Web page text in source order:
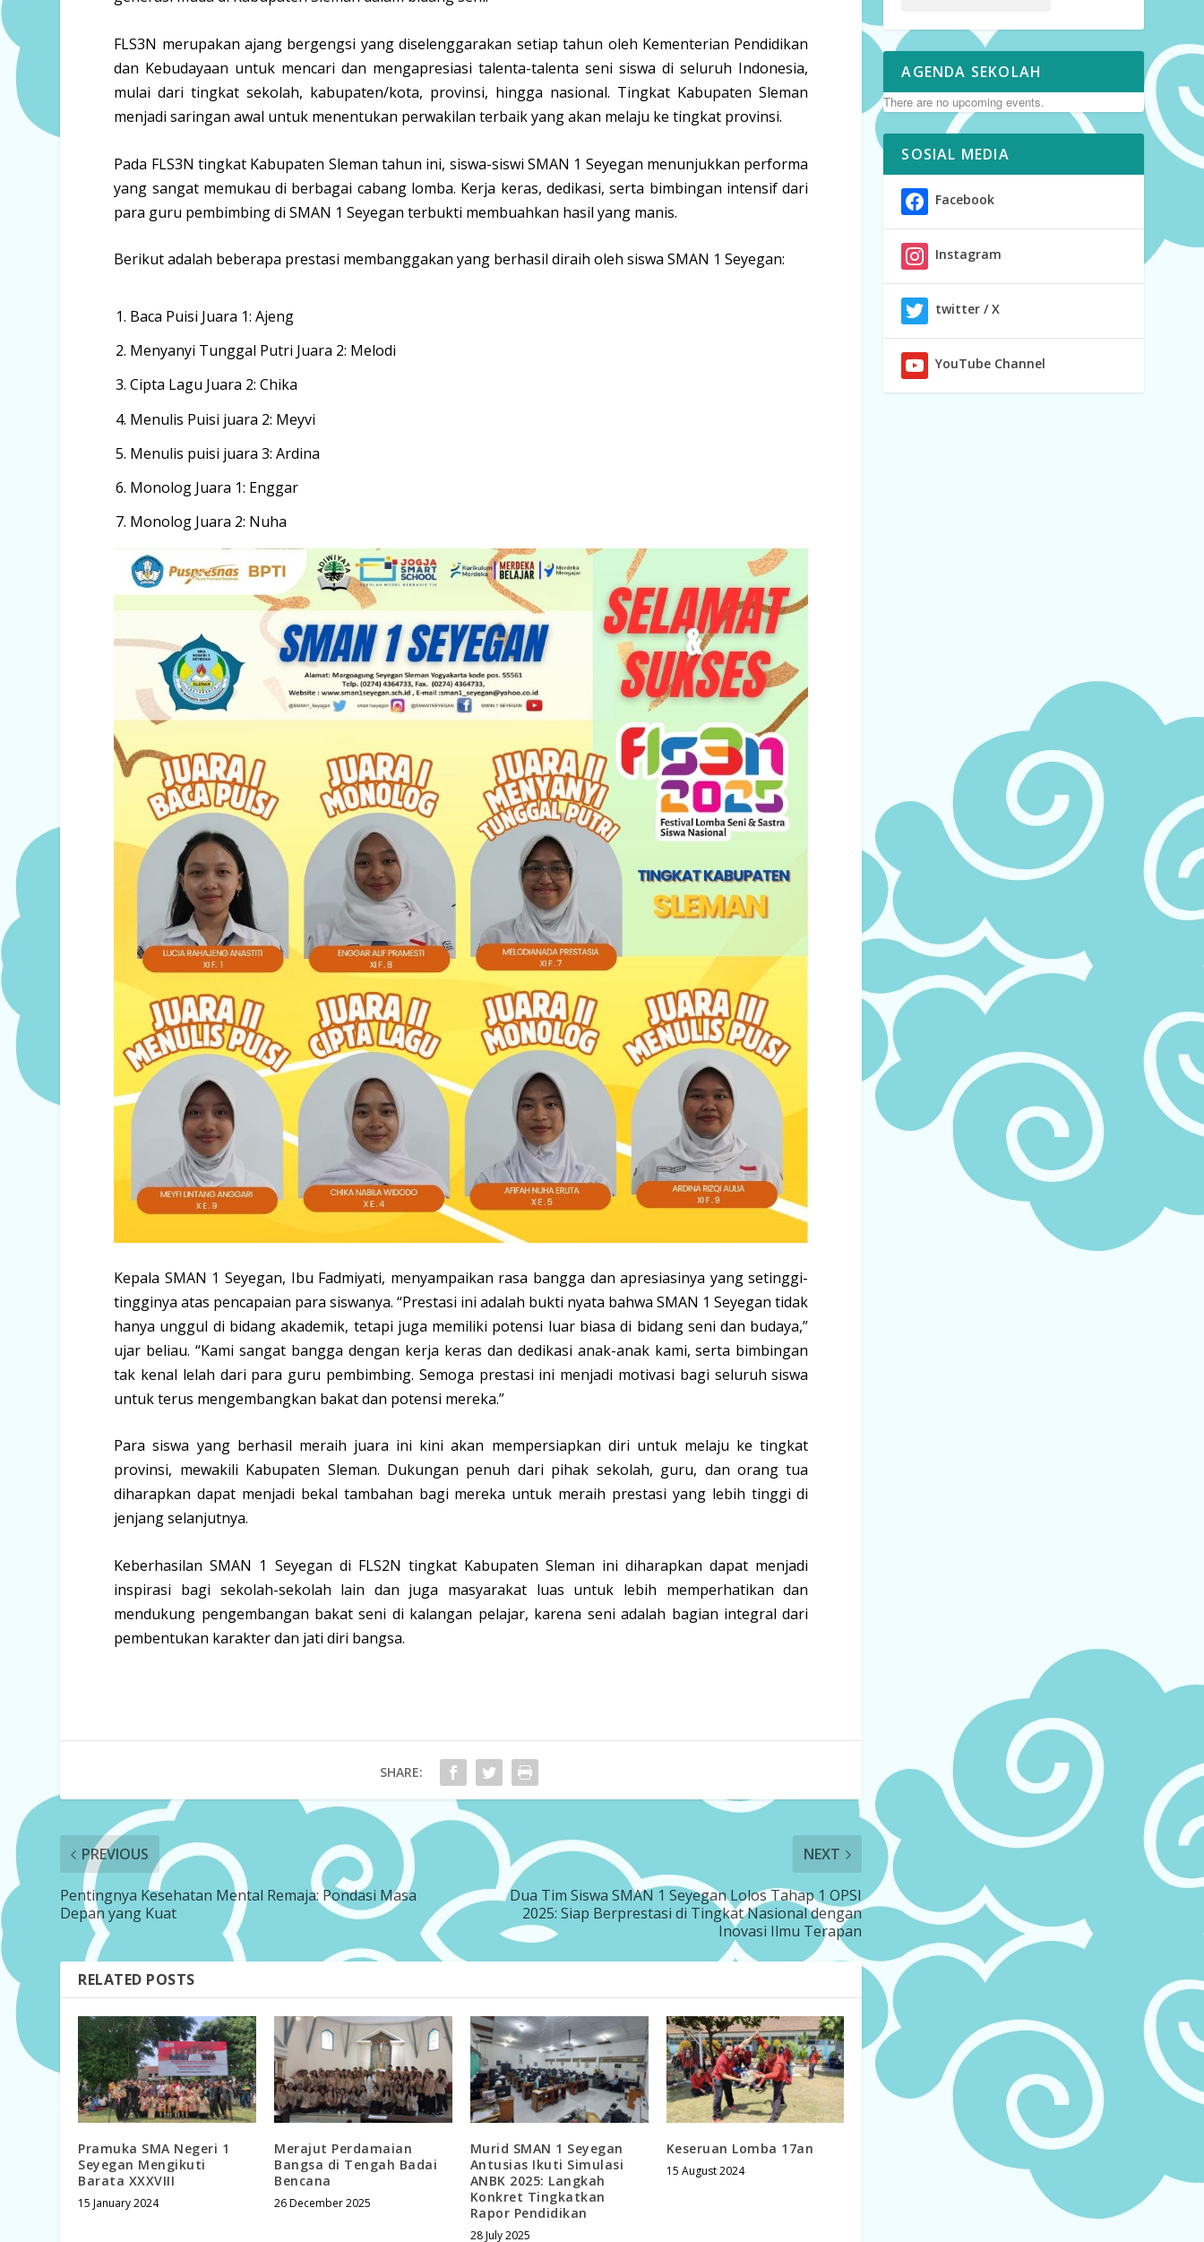
FLS3N merupakan ajang bergengsi yang diselenggarakan setiap tahun oleh Kementerian Pendidikan
dan Kebudayaan untuk mencari dan mengapresiasi talenta-talenta seni siswa di seluruh Indonesia,
mulai dari tingkat sekolah, kabupaten/kota, provinsi, hingga nasional. Tingkat Kabupaten Sleman
menjadi saringan awal untuk menentukan perwakilan terbaik yang akan melaju ke tingkat provinsi.
Pada FLS3N tingkat Kabupaten Sleman tahun ini, siswa-siswi SMAN 1 Seyegan menunjukkan performa
yang sangat memukau di berbagai cabang lomba. Kerja keras, dedikasi, serta bimbingan intensif dari
para guru pembimbing di SMAN 1 Seyegan terbukti membuahkan hasil yang manis.
Berikut adalah beberapa prestasi membanggakan yang berhasil diraih oleh siswa SMAN 1 Seyegan:
Baca Puisi Juara 1: Ajeng
Menyanyi Tunggal Putri Juara 2: Melodi
Cipta Lagu Juara 2: Chika
Menulis Puisi juara 2: Meyvi
Menulis puisi juara 3: Ardina
Monolog Juara 1: Enggar
Monolog Juara 2: Nuha
Kepala SMAN 1 Seyegan, Ibu Fadmiyati, menyampaikan rasa bangga dan apresiasinya yang setinggi-
tingginya atas pencapaian para siswanya. “Prestasi ini adalah bukti nyata bahwa SMAN 1 Seyegan tidak
hanya unggul di bidang akademik, tetapi juga memiliki potensi luar biasa di bidang seni dan budaya,”
ujar beliau. “Kami sangat bangga dengan kerja keras dan dedikasi anak-anak kami, serta bimbingan
tak kenal lelah dari para guru pembimbing. Semoga prestasi ini menjadi motivasi bagi seluruh siswa
untuk terus mengembangkan bakat dan potensi mereka.”
Para siswa yang berhasil meraih juara ini kini akan mempersiapkan diri untuk melaju ke tingkat
provinsi, mewakili Kabupaten Sleman. Dukungan penuh dari pihak sekolah, guru, dan orang tua
diharapkan dapat menjadi bekal tambahan bagi mereka untuk meraih prestasi yang lebih tinggi di
jenjang selanjutnya.
Keberhasilan SMAN 1 Seyegan di FLS2N tingkat Kabupaten Sleman ini diharapkan dapat menjadi
inspirasi bagi sekolah-sekolah lain dan juga masyarakat luas untuk lebih memperhatikan dan
mendukung pengembangan bakat seni di kalangan pelajar, karena seni adalah bagian integral dari
pembentukan karakter dan jati diri bangsa.
SHARE:
PREVIOUS
Pentingnya Kesehatan Mental Remaja: Pondasi Masa
Depan yang Kuat
NEXT
Dua Tim Siswa SMAN 1 Seyegan Lolos Tahap 1 OPSI
2025: Siap Berprestasi di Tingkat Nasional dengan
Inovasi Ilmu Terapan
RELATED POSTS
Pramuka SMA Negeri 1
Seyegan Mengikuti
Barata XXXVIII
15 January 2024
Merajut Perdamaian
Bangsa di Tengah Badai
Bencana
26 December 2025
Murid SMAN 1 Seyegan
Antusias Ikuti Simulasi
ANBK 2025: Langkah
Konkret Tingkatkan
Rapor Pendidikan
28 July 2025
Keseruan Lomba 17an
15 August 2024
AGENDA SEKOLAH
There are no upcoming events.
SOSIAL MEDIA
Facebook
Instagram
twitter / X
YouTube Channel